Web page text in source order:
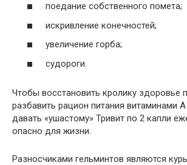
поедание собственного помета;
искривление конечностей;
увеличение горба;
судороги.
Чтобы восстановить кролику здоровье
разбавить рацион питания витаминами
давать «ушастому» Тривит по 2 капли
опасно для жизни.
Разносчиками гельминтов являются